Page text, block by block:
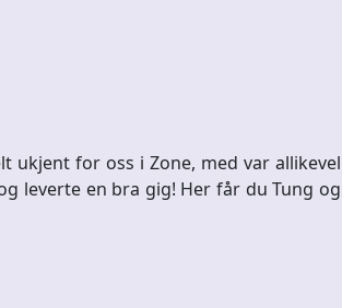
ukjent for oss i Zone, med var allikevel
leverte en bra gig! Her får du Tung og